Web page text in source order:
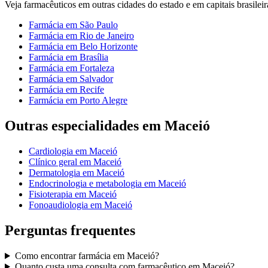
Veja farmacêuticos em outras cidades do estado e em capitais
Farmácia em São Paulo
Farmácia em Rio de Janeiro
Farmácia em Belo Horizonte
Farmácia em Brasília
Farmácia em Fortaleza
Farmácia em Salvador
Farmácia em Recife
Farmácia em Porto Alegre
Outras especialidades em Maceió
Cardiologia em Maceió
Clínico geral em Maceió
Dermatologia em Maceió
Endocrinologia e metabologia em Maceió
Fisioterapia em Maceió
Fonoaudiologia em Maceió
Perguntas frequentes
Como encontrarfarmácia em Maceió?